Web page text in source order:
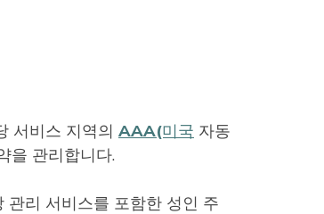
서비스 지역의 AAA(미국 자동
을 관리합니다.
관리 서비스를 포함한 성인 주